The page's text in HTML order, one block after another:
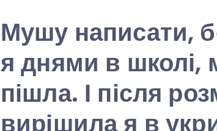
Мушу написати,
я днями в школі,
пішла. І після
вирішила я в